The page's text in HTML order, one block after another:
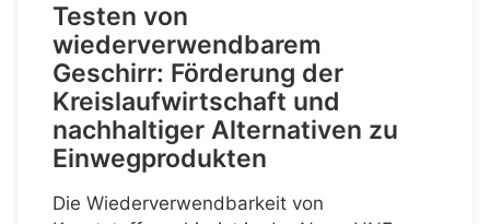
Testen von
wiederverwendbarem
Geschirr: Förderung der
Kreislaufwirtschaft und
nachhaltiger Alternativen zu
Einwegprodukten
Die Wiederverwendbarkeit von